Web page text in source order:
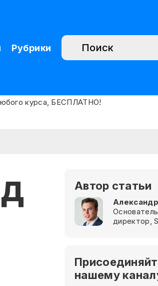
Рубрики
Автор статьи
директор,
нашему